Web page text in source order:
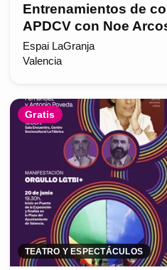
Entrenamientos de
APDCV con Noe
Espai LaGranja
Valencia
Gratis
TEATRO Y ESPECTÁCULOS